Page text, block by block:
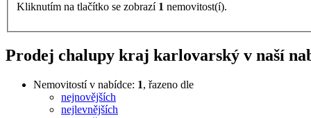
Kliknutím na tlačítko se zobrazí 1 nemovitost(í).
Prodej chalupy kraj karlovarský v naší
Nemovitostí v nabídce: 1, řazeno dle
nejnovějších
nejlevnějších